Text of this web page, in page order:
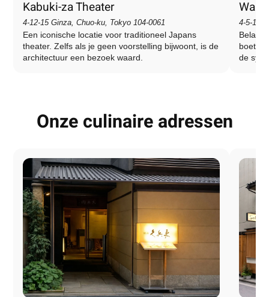
Kabuki-za Theater
4-12-15 Ginza, Chuo-ku, Tokyo 104-0061
Een iconische locatie voor traditioneel Japans
theater. Zelfs als je geen voorstelling bijwoont, is de
architectuur een bezoek waard.
4-5-11
de
Onze culinaire adressen